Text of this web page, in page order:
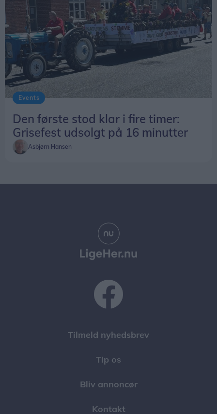
Events
Den første stod klar i fire timer:
Grisefest udsolgt på 16 minutter
Asbjørn Hansen
Tilmeld nyhedsbrev
Tip os
Bliv annoncør
Kontakt